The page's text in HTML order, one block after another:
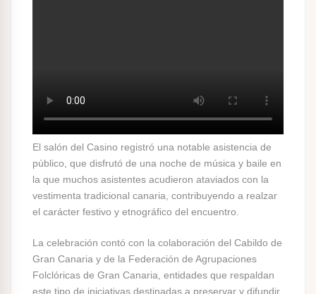
El salón del Casino registró una notable asistencia de
público, que disfrutó de una noche de música y baile en
la que muchos asistentes acudieron ataviados con la
vestimenta tradicional canaria, contribuyendo a realzar
el carácter festivo y etnográfico del encuentro.
La celebración contó con la colaboración del Cabildo de
Gran Canaria y de la Federación de Agrupaciones
Folclóricas de Gran Canaria, entidades que respaldan
este tipo de iniciativas destinadas a preservar y difundir